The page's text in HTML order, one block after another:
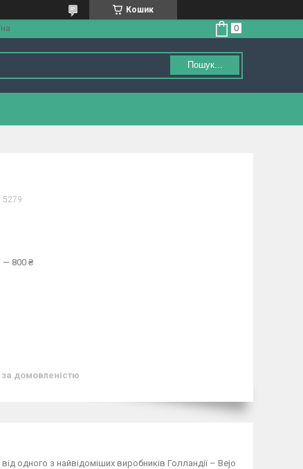
Кошик
Пошук...
5279
— 800 ₴
за домовленістю
одного з найвідоміших виробників Голландії – Bejo